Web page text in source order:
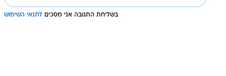
בשליחת התגובה אני מסכים לתנאי השימוש